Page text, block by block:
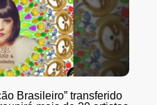
Brasileiro” transferido